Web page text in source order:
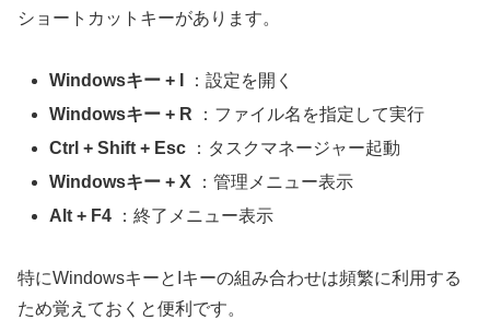
ショートカットキーがあります。
Windowsキー + I
：設定を開く
Windowsキー + R ：ファイル名を指定して実行
Ctrl + Shift + Esc ：タスクマネージャー起動
Windowsキー + X ：管理メニュー表示
Alt + F4 ：終了メニュー表示
特にWindowsキーとIキーの組み合わせは頻繁に利用する
ため覚えておくと便利です。